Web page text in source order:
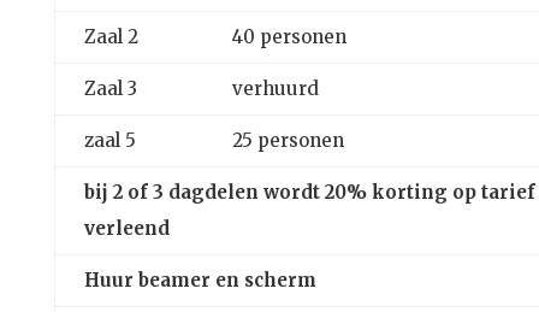
Zaal 2 40 personen
Zaal 3 verhuurd
zaal 5 25 personen
bij 2 of 3 dagdelen wordt 20% korting op tarief
verleend
Huur beamer en scherm